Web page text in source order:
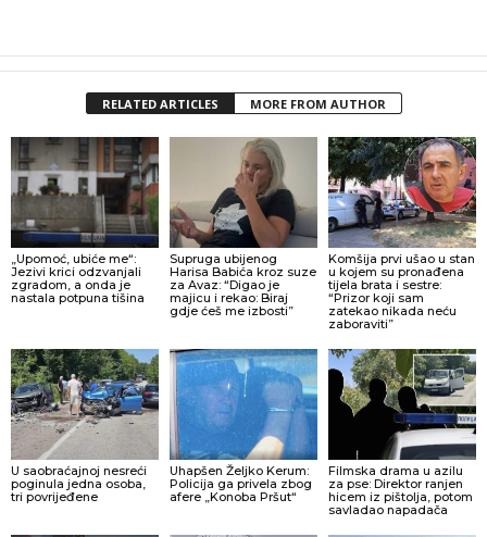
RELATED ARTICLES MORE FROM AUTHOR
„Upomoć, ubiće me“:
Jezivi krici odzvanjali
zgradom, a onda je
nastala potpuna tišina
Supruga ubijenog
Harisa Babića kroz suze
za Avaz: “Digao je
majicu i rekao: Biraj
gdje ćeš me izbosti”
Komšija prvi ušao u stan
u kojem su pronađena
tijela brata i sestre:
“Prizor koji sam
zatekao nikada neću
zaboraviti”
U saobraćajnoj nesreći
poginula jedna osoba,
tri povrijeđene
Uhapšen Željko Kerum:
Policija ga privela zbog
afere „Konoba Pršut“
Filmska drama u azilu
za pse: Direktor ranjen
hicem iz pištolja, potom
savladao napadača